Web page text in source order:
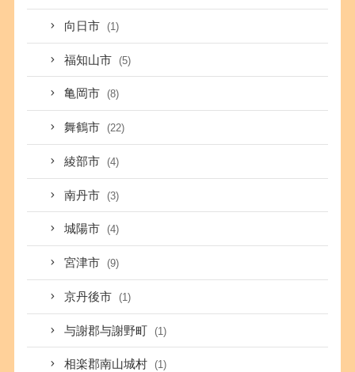
向日市 (1)
福知山市 (5)
亀岡市 (8)
舞鶴市 (22)
綾部市 (4)
南丹市 (3)
城陽市 (4)
宮津市 (9)
京丹後市 (1)
与謝郡与謝野町 (1)
相楽郡南山城村 (1)